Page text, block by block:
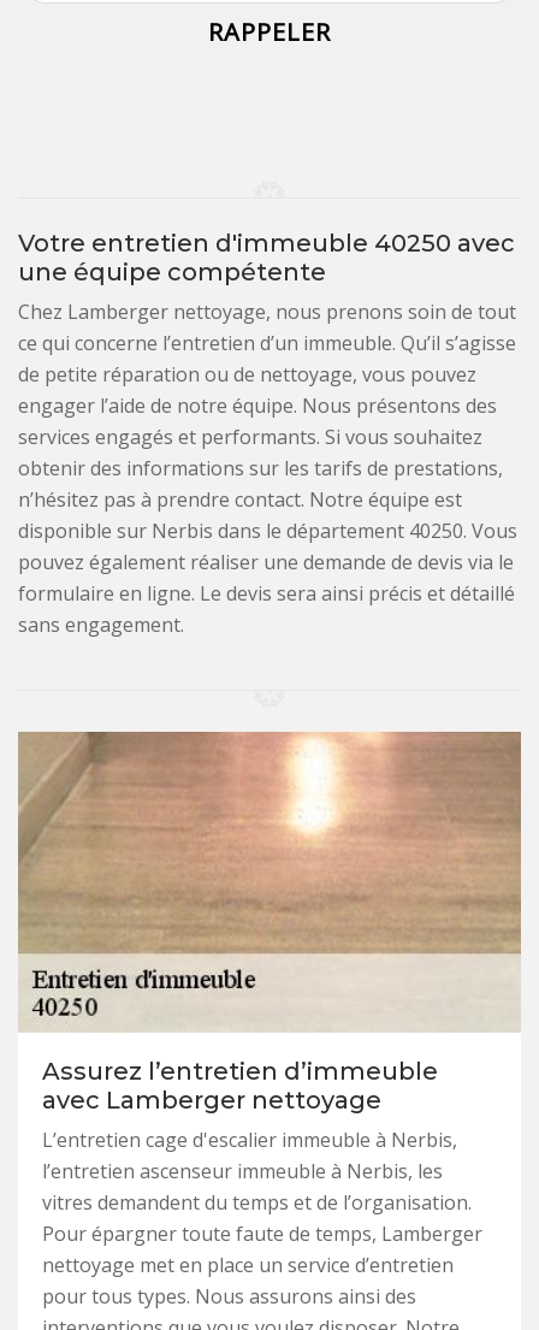
Votre entretien d'immeuble 40250 avec
une équipe compétente
Chez Lamberger nettoyage, nous prenons soin de tout
ce qui concerne l’entretien d’un immeuble. Qu’il s’agisse
de petite réparation ou de nettoyage, vous pouvez
engager l’aide de notre équipe. Nous présentons des
services engagés et performants. Si vous souhaitez
obtenir des informations sur les tarifs de prestations,
n’hésitez pas à prendre contact. Notre équipe est
disponible sur Nerbis dans le département 40250. Vous
pouvez également réaliser une demande de devis via le
formulaire en ligne. Le devis sera ainsi précis et détaillé
sans engagement.
Assurez l’entretien d’immeuble
avec Lamberger nettoyage
L’entretien cage d'escalier immeuble à Nerbis,
l’entretien ascenseur immeuble à Nerbis, les
vitres demandent du temps et de l’organisation.
Pour épargner toute faute de temps, Lamberger
nettoyage met en place un service d’entretien
pour tous types. Nous assurons ainsi des